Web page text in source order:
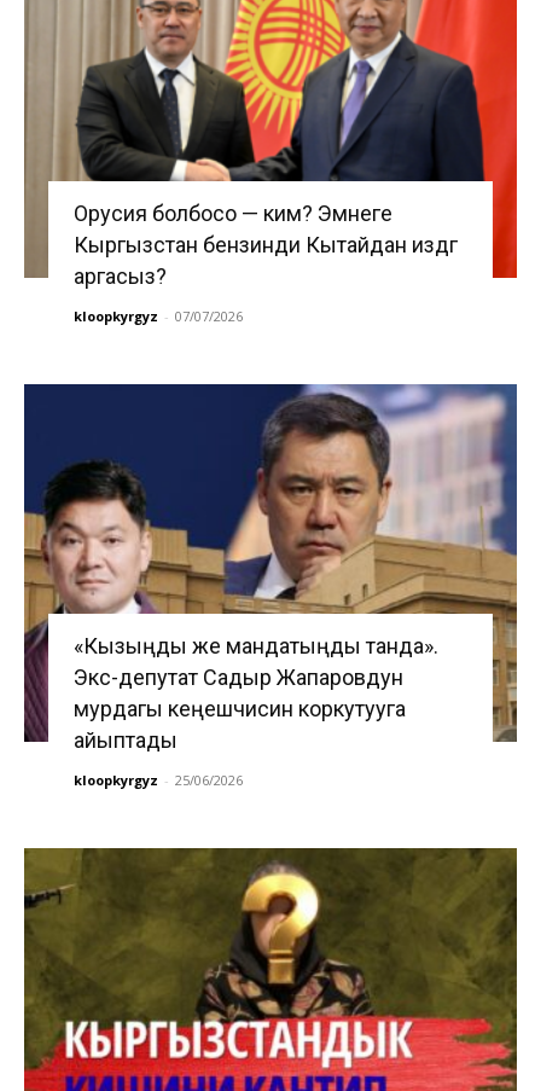
Орусия болбосо — ким? Эмнеге
Кыргызстан бензинди Кытайдан издөөгө
аргасыз?
kloopkyrgyz - 07/07/2026
«Кызыңды же мандатыңды танда».
Экс-депутат Садыр Жапаровдун
мурдагы кеңешчисин коркутууга
айыптады
kloopkyrgyz - 25/06/2026